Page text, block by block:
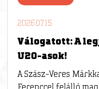
2026.07.15
Válogatott: A
U20-asok!
A Szász-Veres